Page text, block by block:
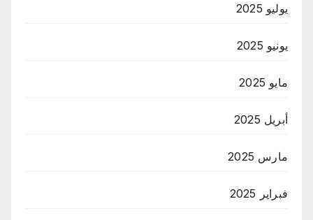
يوليو 2025
يونيو 2025
مايو 2025
أبريل 2025
مارس 2025
فبراير 2025